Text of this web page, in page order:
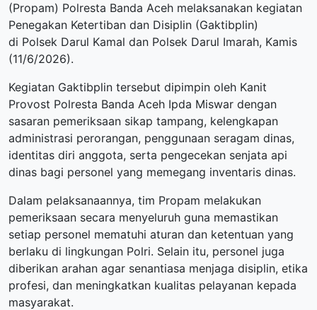
(Propam) Polresta Banda Aceh melaksanakan kegiatan
Penegakan Ketertiban dan Disiplin (Gaktibplin)
di Polsek Darul Kamal dan Polsek Darul Imarah, Kamis
(11/6/2026).
Kegiatan Gaktibplin tersebut dipimpin oleh Kanit
Provost Polresta Banda Aceh Ipda Miswar dengan
sasaran pemeriksaan sikap tampang, kelengkapan
administrasi perorangan, penggunaan seragam dinas,
identitas diri anggota, serta pengecekan senjata api
dinas bagi personel yang memegang inventaris dinas.
Dalam pelaksanaannya, tim Propam melakukan
pemeriksaan secara menyeluruh guna memastikan
setiap personel mematuhi aturan dan ketentuan yang
berlaku di lingkungan Polri. Selain itu, personel juga
diberikan arahan agar senantiasa menjaga disiplin, etika
profesi, dan meningkatkan kualitas pelayanan kepada
masyarakat.